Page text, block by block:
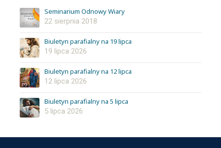
Seminarium Odnowy Wiary
22 sierpnia 2018
Biuletyn parafialny na 19 lipca
19 lipca 2026
Biuletyn parafialny na 12 lipca
12 lipca 2026
Biuletyn parafialny na 5 lipca
5 lipca 2026